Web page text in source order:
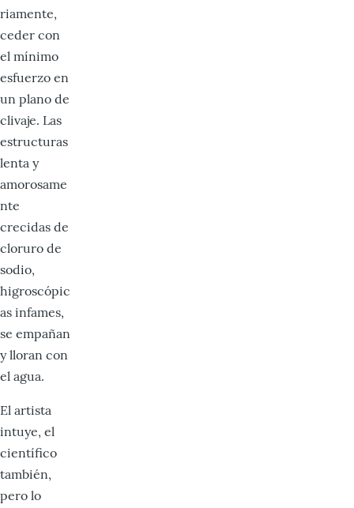
riamente,
ceder con
el mínimo
esfuerzo en
un plano de
clivaje. Las
estructuras
lenta y
amorosame
nte
crecidas de
cloruro de
sodio,
higroscópic
as infames,
se empañan
y lloran con
el agua.
El artista
intuye, el
científico
también,
pero lo